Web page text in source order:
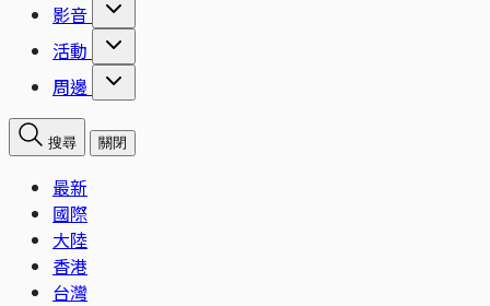
影音
活動
周邊
搜尋 關閉
最新
國際
大陸
香港
台灣